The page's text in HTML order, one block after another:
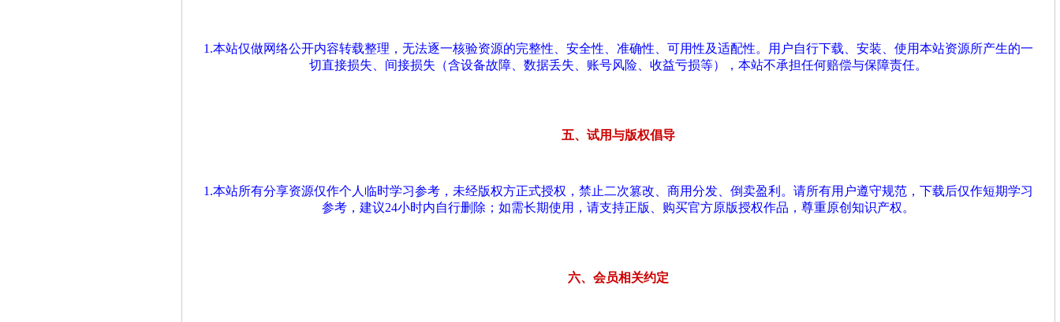
1.本站仅做网络公开内容转载整理，无法逐一核验资源的完整性、安全性、准确性、可用性及适配性。用户自行下载、安装、使用本站资源所产生的一
切直接损失、间接损失（含设备故障、数据丢失、账号风险、收益亏损等），本站不承担任何赔偿与保障责任。
五、试用与版权倡导
1.本站所有分享资源仅作个人临时学习参考，未经版权方正式授权，禁止二次篡改、商用分发、倒卖盈利。请所有用户遵守规范，下载后仅作短期学习
参考，建议24小时内自行删除；如需长期使用，请支持正版、购买官方原版授权作品，尊重原创知识产权。
六、会员相关约定